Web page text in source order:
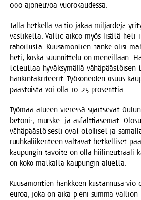
000 ajo­neu­voa vuorokaudessa.
Täl­lä het­kel­lä val­tio jakaa mil­jar­de­ja
vas­ti­ket­ta. Val­tio aikoo myös lisä­tä heti
rahoi­tus­ta. Kuusa­mon­tien han­ke oli­si
heti, kos­ka suun­nit­te­lu on meneil­lään.
toteut­taa hyväk­sy­mäl­lä vähä­pääs­töi­sen
han­kin­ta­kri­tee­rit. Työ­ko­nei­den osuus
pääs­töis­tä voi olla 10–25 prosenttia.
Työ­maa-alu­een vie­res­sä sijait­se­vat
betoni‑, murs­ke- ja asfalt­tia­se­mat.
vähä­pääs­töi­ses­ti ovat otol­li­set ja
ruuh­ka­lii­ken­teen val­ta­vat het­kel­li­set
kau­pun­gin tavoi­te on olla hii­li­neut­raa­li
on koko mat­kal­ta kau­pun­gin aluetta.
Kuusa­mon­tien hank­keen kus­tan­nusar­vio
euroa, joka on aika pie­ni sum­ma val­tion